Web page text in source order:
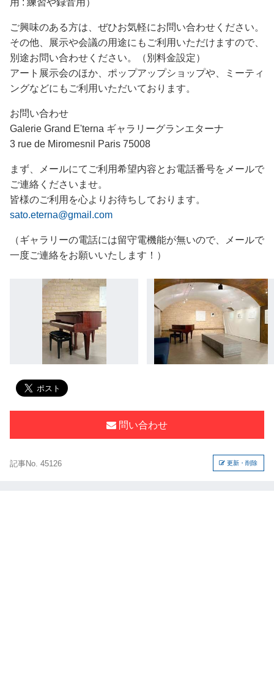
用 : 練習や録音用）
ご興味のある方は、ぜひお気軽にお問い合わせください。
その他、展示や会議の用途にもご利用いただけますので、
別途お問い合わせください。（別料金設定）
アート展示会のほか、ポップアップショップや、ミーティ
ングなどにもご利用いただいております。
お問い合わせ
Galerie Grand E'terna ギャラリーグランエターナ
3 rue de Miromesnil Paris 75008
まず、メールにてご利用希望内容とお電話番号をメールで
ご連絡くださいませ。
皆様のご利用を心よりお待ちしております。
sato.eterna@gmail.com
（ギャラリーの電話には留守電機能が無いので、メールで
一度ご連絡をお願いいたします！）
問い合わせ
記事No. 45126 更新・削除